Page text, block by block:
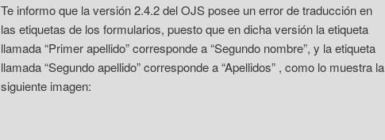
Te informo que la versión 2.4.2 del OJS posee un error de traducción en
las etiquetas de los formularios, puesto que en dicha versión la etiqueta
llamada “Primer apellido” corresponde a “Segundo nombre”, y la etiqueta
llamada “Segundo apellido” corresponde a “Apellidos” , como lo muestra la
siguiente imagen: